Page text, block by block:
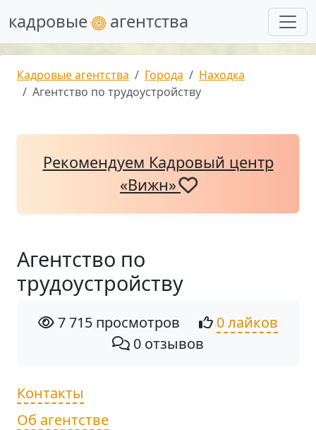
кадровые агентства
Кадровые агентства Города
Находка
Агентство по трудоустройству
Рекомендуем Кадровый центр
«Вижн»
Агентство по
трудоустройству
7 715 просмотров
0 лайков
0 отзывов
Контакты
Об агентстве